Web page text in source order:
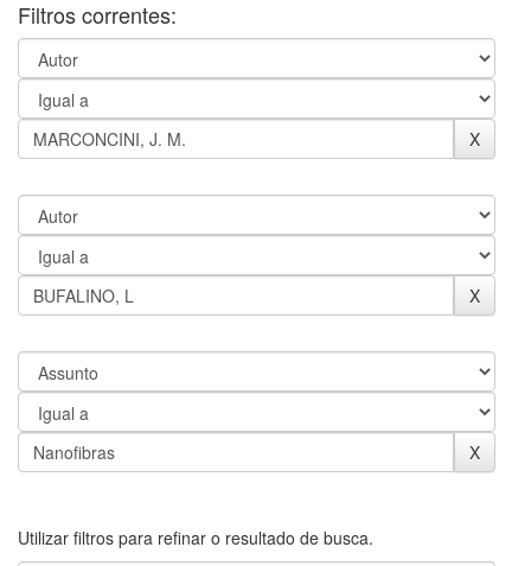
Filtros correntes:
Utilizar filtros para refinar o resultado de busca.